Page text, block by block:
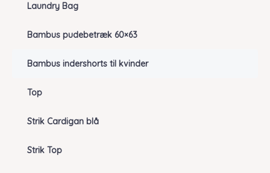
Laundry Bag
Bambus pudebetræk 60×63
Bambus indershorts til kvinder
Top
Strik Cardigan blå
Strik Top